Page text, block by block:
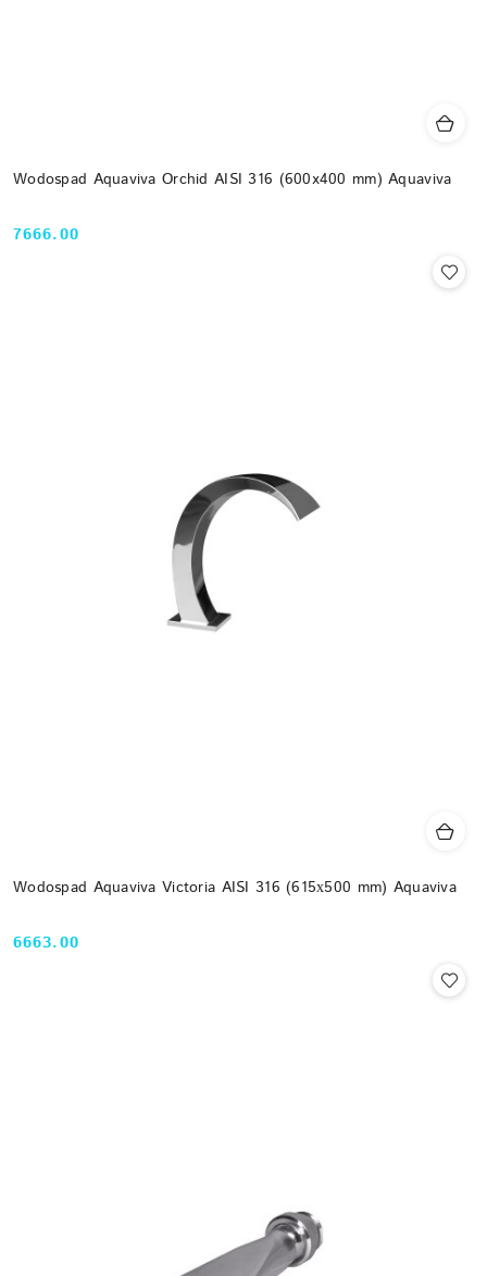
Wodospad Aquaviva Orchid AISI 316 (600x400 mm) Aquaviva
Cena:
7666.00
Wodospad Aquaviva Victoria AISI 316 (615х500 mm) Aquaviva
Cena:
6663.00